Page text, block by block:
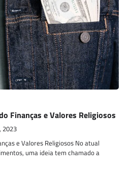
Finanças e Valores Religiosos
2023
e Valores Religiosos No atual
uma ideia tem chamado a